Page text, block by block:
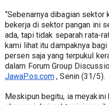
“Sebenarnya dibagian sektor
bekerja di sektor pangan ini
ada, tapi tidak separah rata-
kami lihat itu dampaknya
persen saja yang terpukul
JawaPos.com , Senin (31/5).
Meskipun begitu, ia